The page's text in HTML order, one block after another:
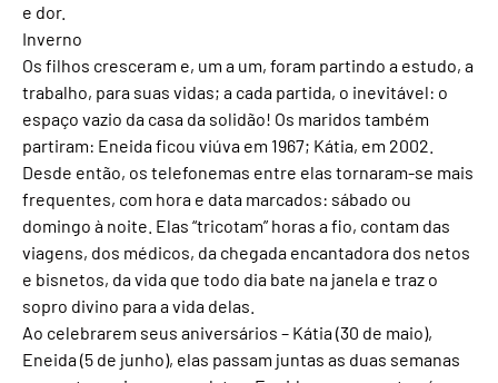
e dor.
Inverno
Os filhos cresceram e, um a um, foram partindo a estudo, a
trabalho, para suas vidas; a cada partida, o inevitável: o
espaço vazio da casa da solidão! Os maridos também
partiram: Eneida ficou viúva em 1967; Kátia, em 2002.
Desde então, os telefonemas entre elas tornaram-se mais
frequentes, com hora e data marcados: sábado ou
domingo à noite. Elas “tricotam” horas a fio, contam das
viagens, dos médicos, da chegada encantadora dos netos
e bisnetos, da vida que todo dia bate na janela e traz o
sopro divino para a vida delas.
Ao celebrarem seus aniversários – Kátia (30 de maio),
Eneida (5 de junho), elas passam juntas as duas semanas